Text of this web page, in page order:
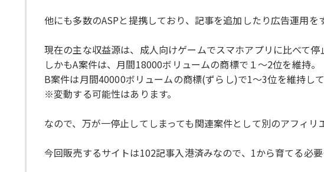
他にも多数のASPと提携しており、記事を追加したり広告運用を
現在の主な収益源は、成人向けゲームでスマホアプリに比べて停
しかもA案件は、月間18000ボリュームの商標で１～2位を維持。
B案件は月間40000ボリュームの商標(ずらし)で1～3位を維持して
※変動する可能性はあります。
なので、万が一停止してしまっても関連案件として別のアフィ
今回販売するサイトは102記事入港済みなので、1から育てる必